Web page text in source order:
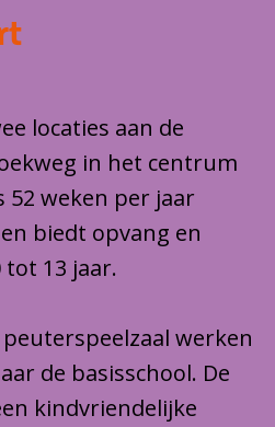
locaties aan de
in het centrum
52 weken per jaar
biedt opvang en
13 jaar.
werken
de basisschool. De
kindvriendelijke